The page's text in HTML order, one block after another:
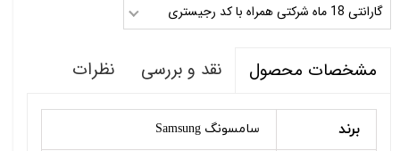
گارانتی 18 ماه شرکتی همراه با کد رجیستری
مشخصات محصول نقد و بررسی نظرات
برند سامسونگ Samsung